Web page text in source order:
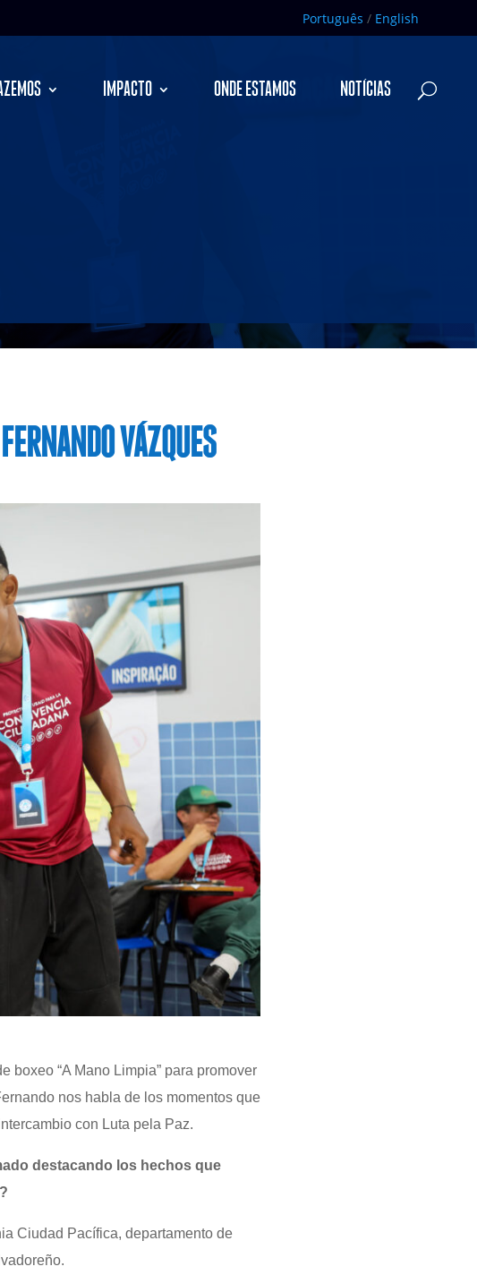
Português / English
IMPACTO ONDE ESTAMOS NOTÍCIAS
VÁZQUES
boxeo “A Mano Limpia” para promover
nos habla de los momentos que
con Luta pela Paz.
destacando los hechos que
Ciudad Pacífica, departamento de